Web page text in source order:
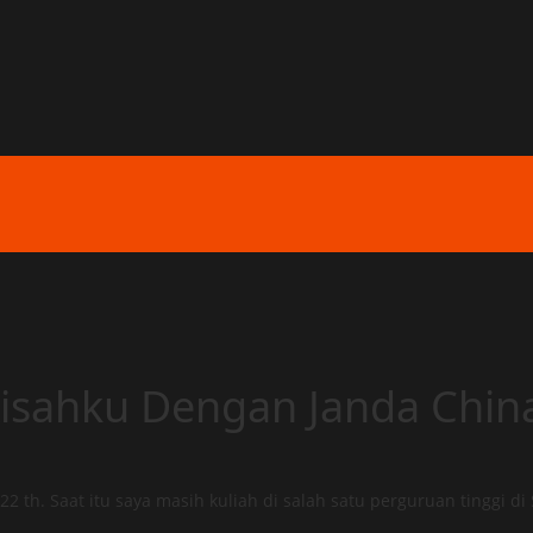
Dengan Janda
th. Saat itu saya masih kuliah di salah satu perguruan tinggi di